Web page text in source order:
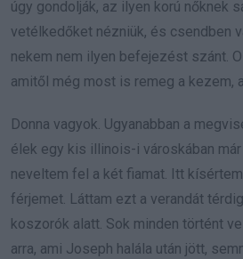
úgy gondolják, az ilyen korú nőknek
vetélkedőket nézniük, és csendben
nekem nem ilyen befejezést szánt.
amitől még most is remeg a kezem,
Donna vagyok. Ugyanabban a
élek egy kis illinois-i városkában
neveltem fel a két fiamat. Itt
férjemet. Láttam ezt a verandát
koszorók alatt. Sok minden történt
arra, ami Joseph halála után jött,